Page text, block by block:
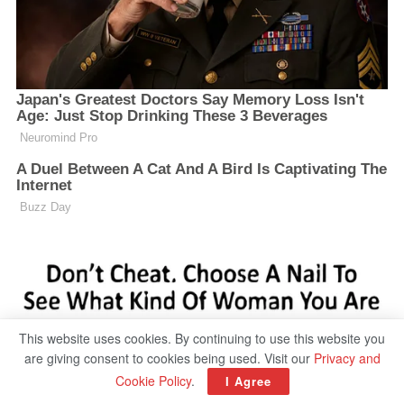
This website uses cookies. By continuing to use this website you
are giving consent to cookies being used. Visit our Privacy and
Cookie Policy. I Agree